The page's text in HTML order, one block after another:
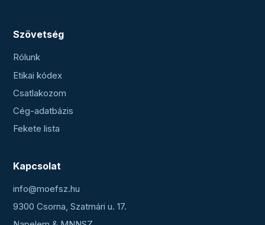
Szövetség
Rólunk
Etikai kódex
Csatlakozom
Cég-adatbázis
Fekete lista
Kapcsolat
info@moefsz.hu
9300 Csorna, Szatmári u. 17.